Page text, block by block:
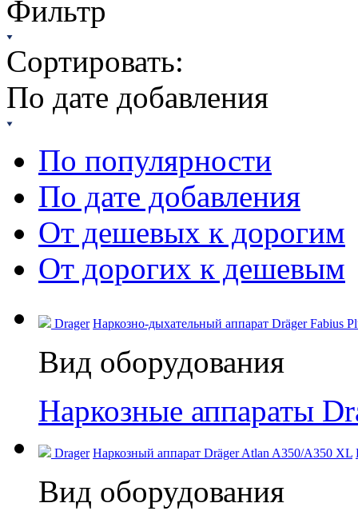
Фильтр
Сортировать:
По дате добавления
По популярности
По дате добавления
От дешевых к дорогим
От дорогих к дешевым
Drager Наркозно-дыхательный аппарат Dräger Fabius
Вид оборудования
Наркозные аппараты
Drager Наркозный аппарат Dräger Atlan A350/A350 XL
Вид оборудования